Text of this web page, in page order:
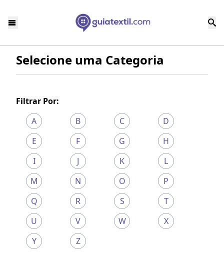
Selecione uma Categoria
Filtrar Por:
A
B C
D
E
F G
H
I
J K
L
M
N O
P
Q
R S
T
U
V W
X
Y
Z